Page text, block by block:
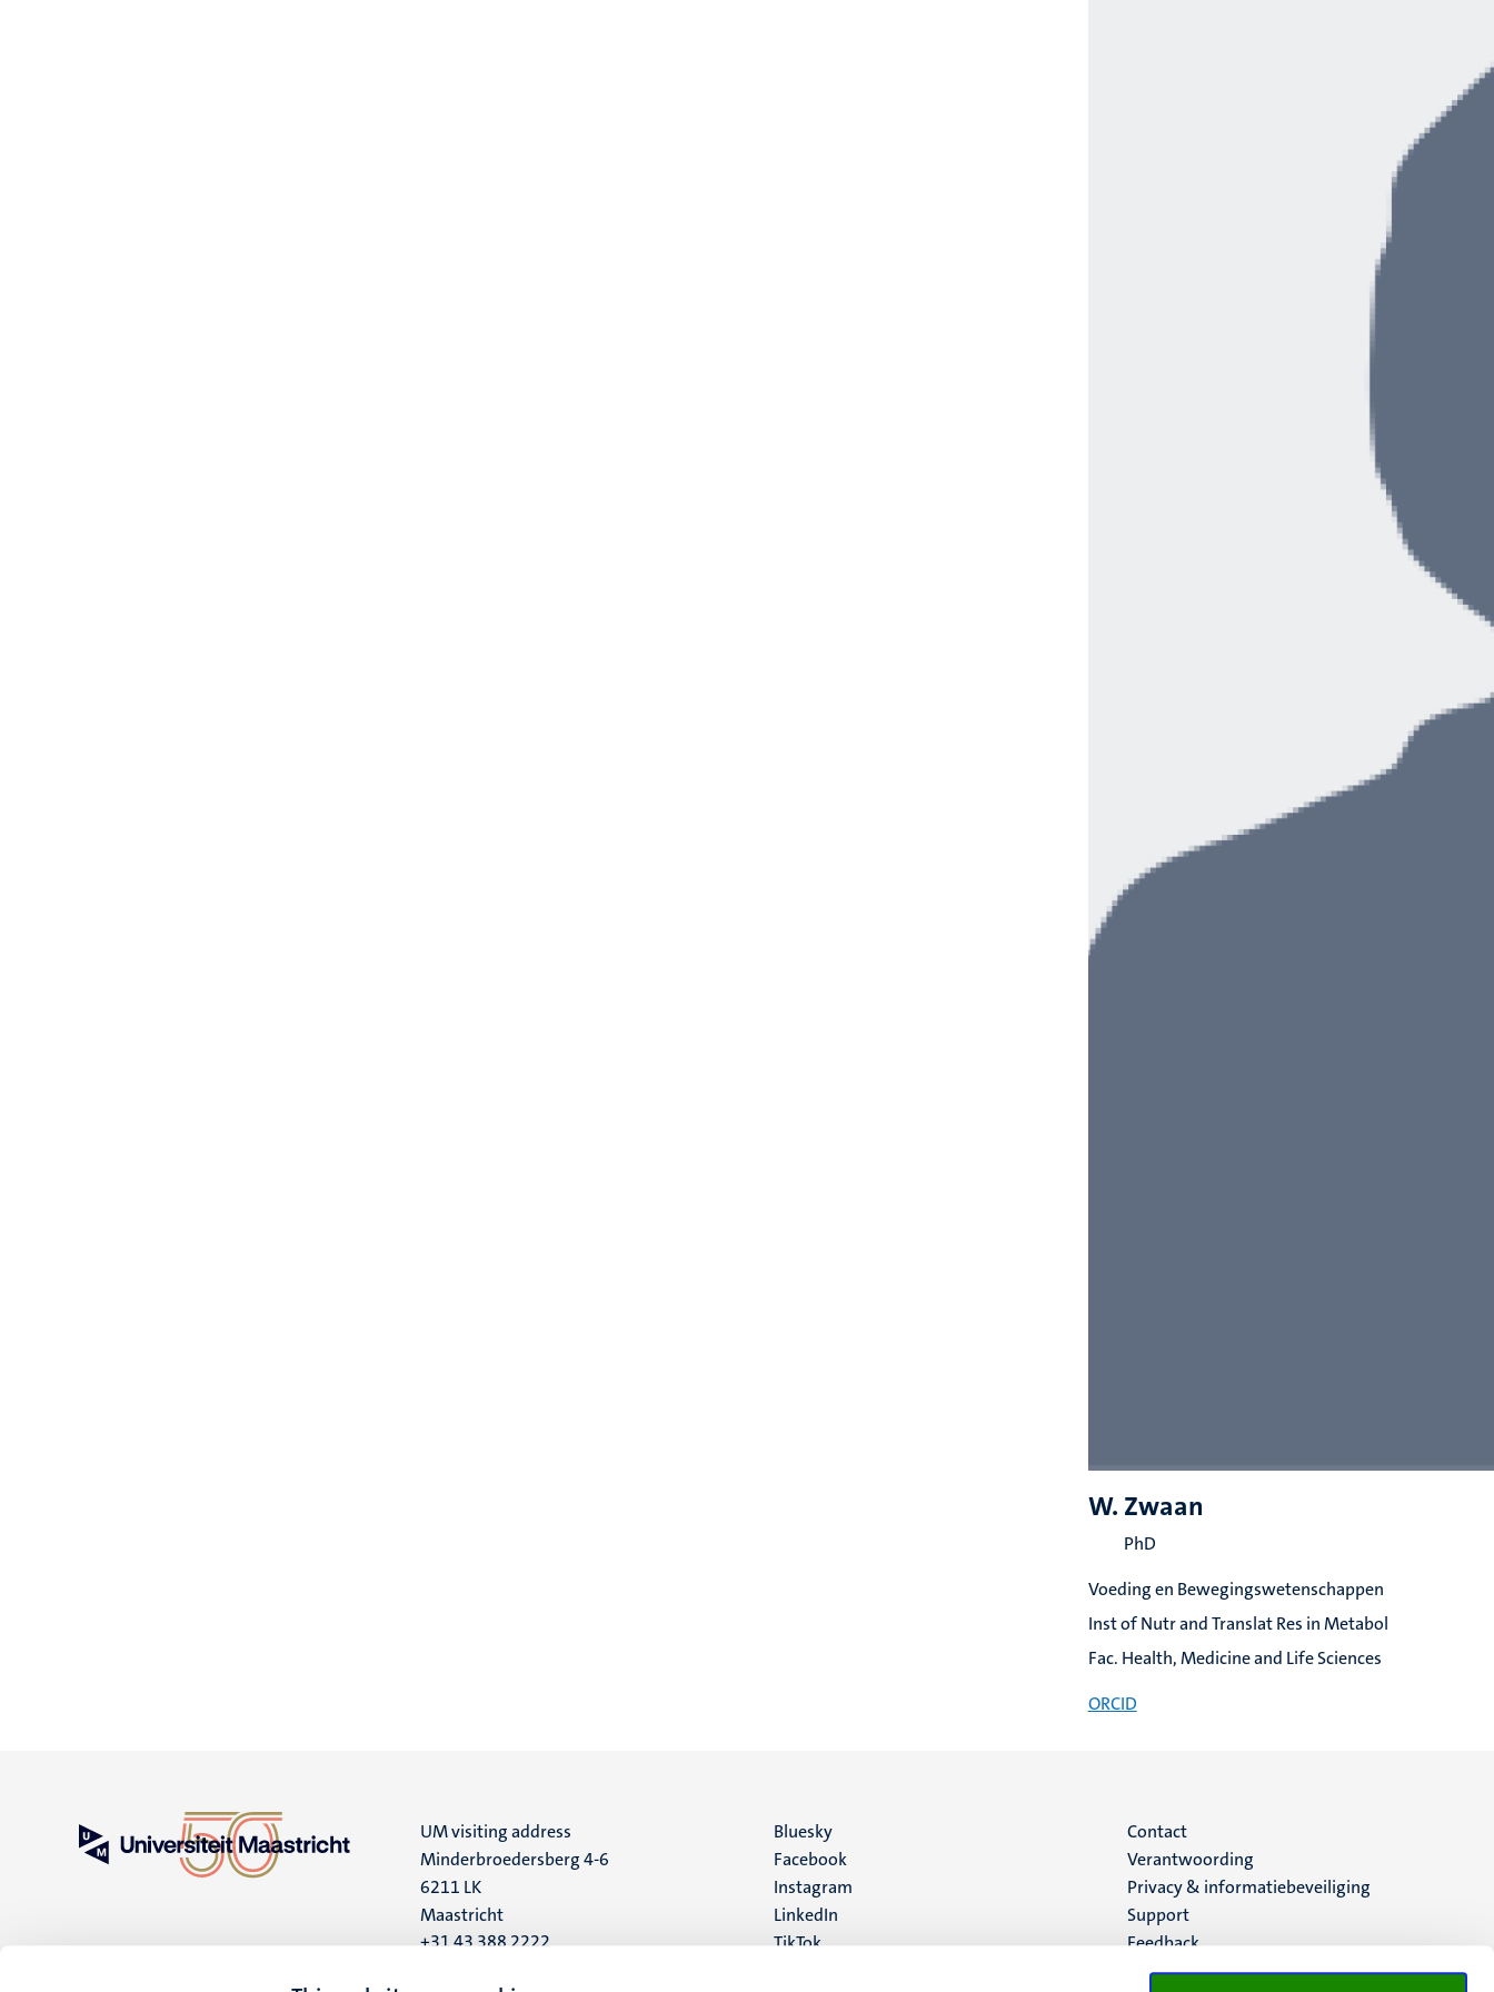
W. Zwaan
PhD
Voeding en Bewegingswetenschappen
Inst of Nutr and Translat Res in Metabol
Fac. Health, Medicine and Life Sciences
ORCID
UM visiting address
Minderbroedersberg 4-6
6211 LK
Maastricht
+31 43 388 2222
Social
media
Bluesky
Facebook
Instagram
LinkedIn
TikTok
Menu
footer
(NL)
Contact
Verantwoording
Privacy & informatiebeveiliging
Support
Feedback